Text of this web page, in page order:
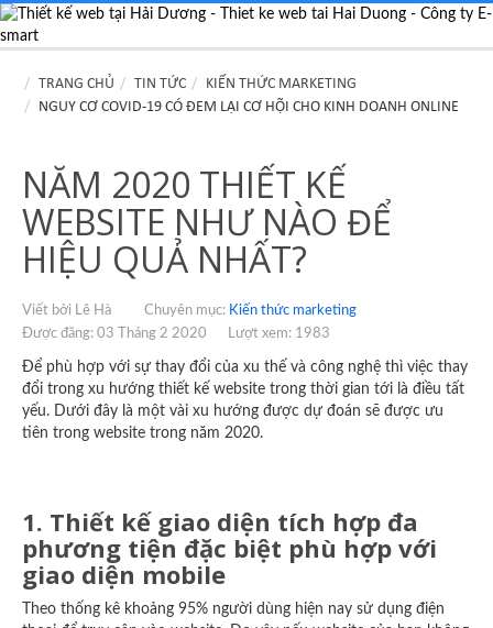
TRANG CHỦ TIN TỨC
KIẾN THỨC MARKETING
NGUY CƠ COVID-19 CÓ ĐEM LẠI CƠ HỘI CHO KINH DOANH ONLINE
NĂM 2020 THIẾT KẾ
WEBSITE NHƯ NÀO ĐỂ
HIỆU QUẢ NHẤT?
Viết bởi Lê Hà Chuyên mục: Kiến thức marketing
Được đăng: 03 Tháng 2 2020
Lượt xem: 1983
Để phù hợp với sự thay đổi của xu thế và công nghệ thì việc thay
đổi trong xu hướng thiết kế website trong thời gian tới là điều tất
yếu. Dưới đây là một vài xu hướng được dự đoán sẽ được ưu
tiên trong website trong năm 2020.
1. Thiết kế giao diện tích hợp đa
phương tiện đặc biệt phù hợp với
giao diện mobile
Theo thống kê khoảng 95% người dùng hiện nay sử dụng điện